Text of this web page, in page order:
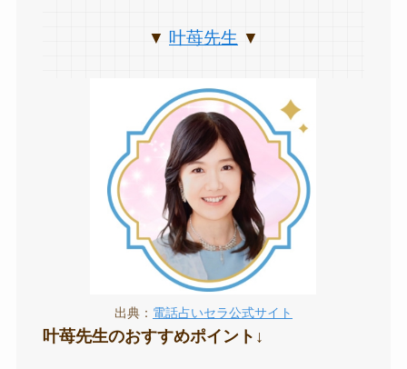
▼ 叶苺先生 ▼
出典： 電話占いセラ公式サイト
叶苺先生のおすすめポイント↓